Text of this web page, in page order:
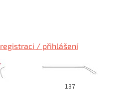
registraci / přihlášení
137